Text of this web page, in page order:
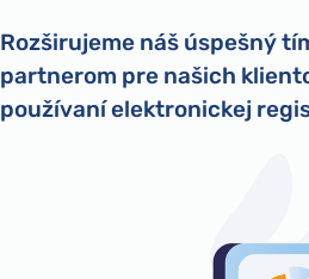
Rozširujeme náš úspešný
partnerom pre našich
používaní elektronickej